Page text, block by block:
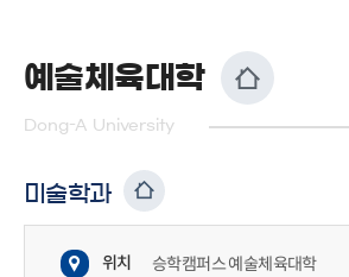
예술체육대학
Dong-A University
미술학과
위치
승학캠퍼스 예술체육대학